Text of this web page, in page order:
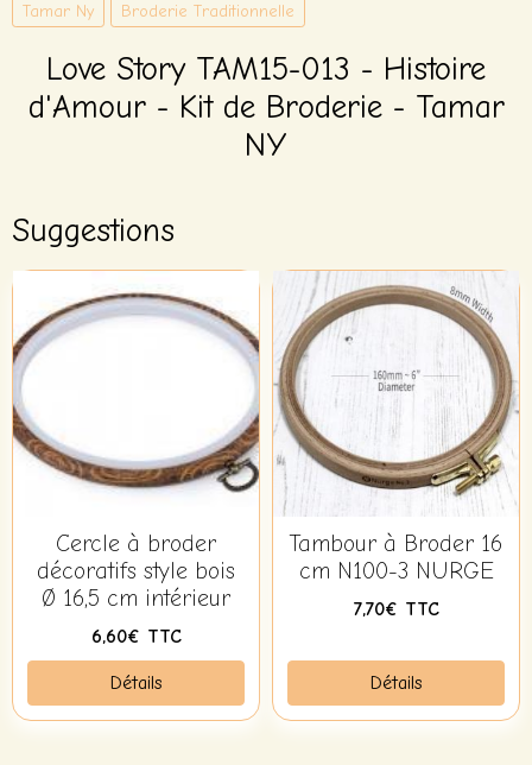
Tamar Ny Broderie Traditionnelle
Love Story TAM15-013 - Histoire
d'Amour - Kit de Broderie - Tamar
NY
Suggestions
Cercle à broder
décoratifs style bois
Ø 16,5 cm intérieur
6,60€ TTC
Détails
Tambour à Broder 16
cm N100-3 NURGE
7,70€ TTC
Détails